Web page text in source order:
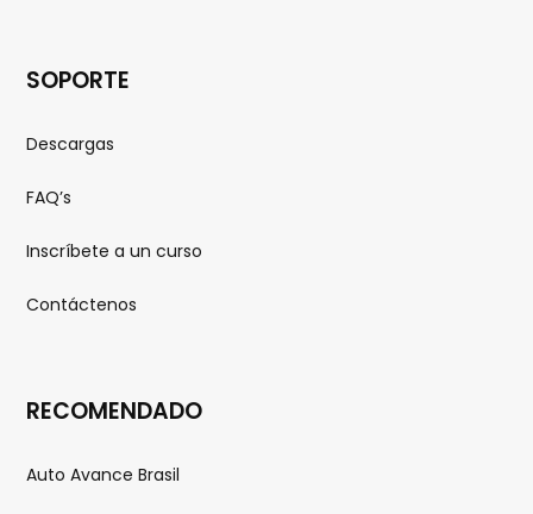
SOPORTE
Descargas
FAQ’s
Inscríbete a un curso
Contáctenos
RECOMENDADO
Auto Avance Brasil